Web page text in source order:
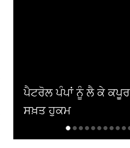
ਭਾਰਤੀ-ਅਮਰੀਕੀ ਮਕਾਨ
ਕਿਰਾਏਦਾਰ ਦਾ 'ਜਿਨਸੀ